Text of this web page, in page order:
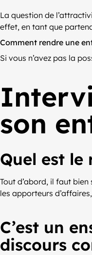
La question de
effet, en tant que
Comment rendre une
Si vous n’avez pas la
son
Quel est le
Tout d’abord, il faut bien
les apporteurs
C’est un
discours